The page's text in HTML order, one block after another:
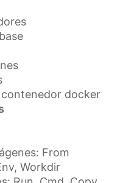
docker
From
Workdir